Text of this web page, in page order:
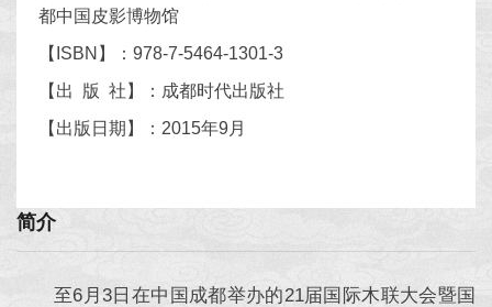
都中国皮影博物馆
【ISBN】：978-7-5464-1301-3
【出 版 社】：成都时代出版社
【出版日期】：2015年9月
简介
至6月3日在中国成都举办的21届国际木联大会暨国